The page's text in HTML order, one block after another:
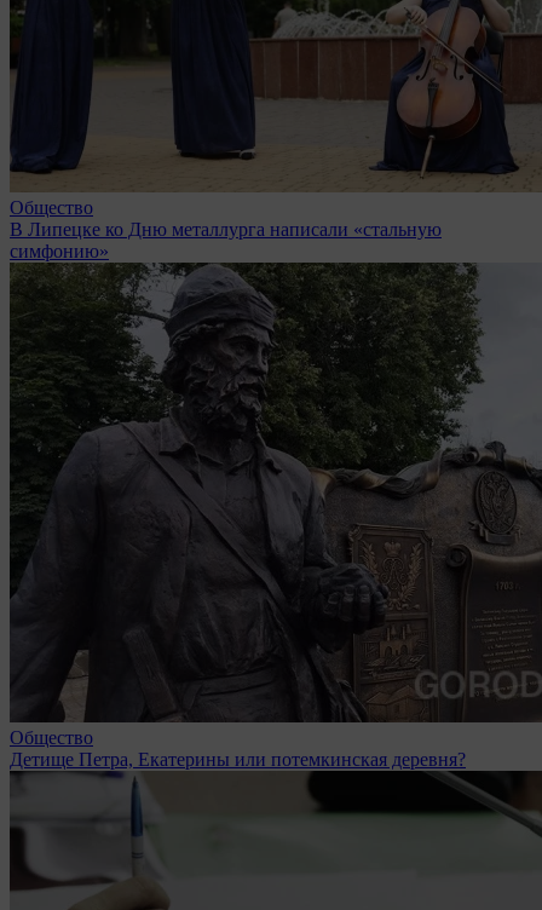
Общество
В Липецке ко Дню металлурга написали «стальную
симфонию»
Общество
Детище Петра, Екатерины или потемкинская деревня?